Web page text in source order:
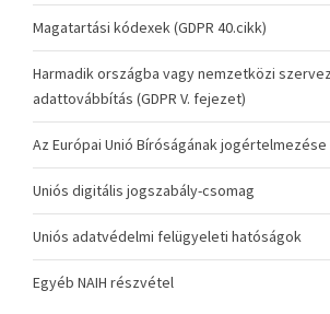
Magatartási kódexek (GDPR 40.cikk)
Harmadik országba vagy nemzetközi
adattovábbítás (GDPR V. fejezet)
Az Európai Unió Bíróságának jogértelmezése
Uniós digitális jogszabály-csomag
Uniós adatvédelmi felügyeleti hatóságok
Egyéb NAIH részvétel